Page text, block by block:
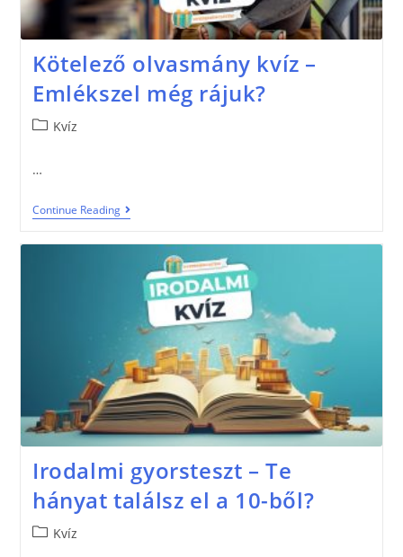
Kötelező olvasmány kvíz –
Emlékszel még rájuk?
Kvíz
…
Continue Reading
Irodalmi gyorsteszt – Te
hányat találsz el a 10-ből?
Kvíz